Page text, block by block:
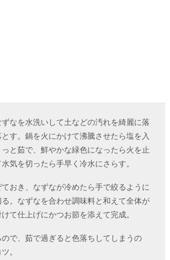
なを水洗いして土などの汚れを綺麗に落
す。鍋を火にかけて沸騰させたら塩を入
と茹で、鮮やかな緑色になったら火を止
気を切ったら手早く冷水にさらす。
おき、なずなが冷めたら手で絞るように
。なずなを合わせ調味料と和えて全体が
て仕上げにかつお節を添えて完成。
で、茹で過ぎると色落ちしてしまうの
。